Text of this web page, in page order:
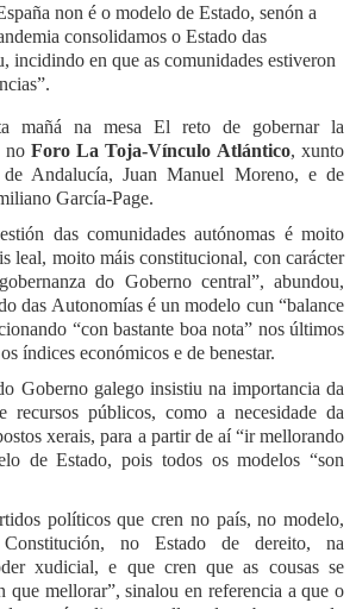
non é o modelo de Estado, senón a
consolidamos o Estado das
incidindo en que as comunidades estiveron
mañá na mesa El reto de gobernar la
no Foro La Toja-Vínculo Atlántico, xunto
de Andalucía, Juan Manuel Moreno, e de
García-Page.
das comunidades autónomas é moito
leal, moito máis constitucional, con carácter
do Goberno central”, abundou,
das Autonomías é un modelo cun “balance
“con bastante boa nota” nos últimos
índices económicos e de benestar.
Goberno galego insistiu na importancia da
recursos públicos, como a necesidade da
xerais, para a partir de aí “ir mellorando
de Estado, pois todos os modelos “son
políticos que cren no país, no modelo,
no Estado de dereito, na
xudicial, e que cren que as cousas se
que mellorar”, sinalou en referencia a que o